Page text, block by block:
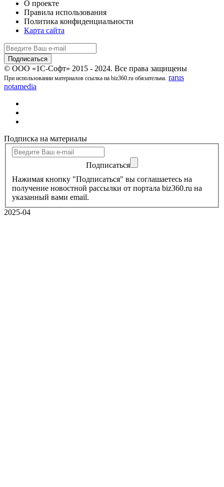
О проекте
Правила использования
Политика конфиденциальности
Карта сайта
© ООО «1С-Софт» 2015 - 2024. Все права защищены
При использовании материалов ссылка на biz360.ru обязательна. rarus
notamedia
Подписка на материалы
Подписаться
Нажимая кнопку "Подписаться" вы соглашаетесь на
получение новостной рассылки от портала biz360.ru на
указанный вами email.
2025-04